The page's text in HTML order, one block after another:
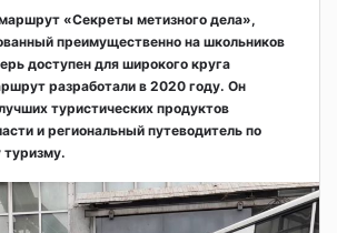
«Секреты метизного дела»,
преимущественно на школьников
доступен для широкого круга
разработали в 2020 году. Он
туристических продуктов
и региональный путеводитель по